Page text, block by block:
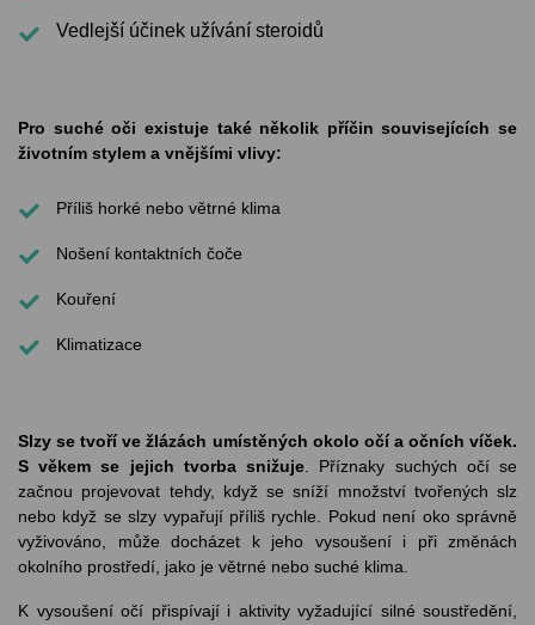
Vedlejší účinek užívání steroidů
Pro suché oči existuje také několik příčin souvisejících se
životním stylem a vnějšími vlivy:
Příliš horké nebo větrné klima
Nošení kontaktních čoče
Kouření
Klimatizace
Slzy se tvoří ve žlázách umístěných okolo očí a očních víček.
S věkem se jejich tvorba snižuje . Příznaky suchých očí se
začnou projevovat tehdy, když se sníží množství tvořených slz
nebo když se slzy vypařují příliš rychle. Pokud není oko správně
vyživováno, může docházet k jeho vysoušení i při změnách
okolního prostředí, jako je větrné nebo suché klima.
K vysoušení očí přispívají i aktivity vyžadující silné soustředění,